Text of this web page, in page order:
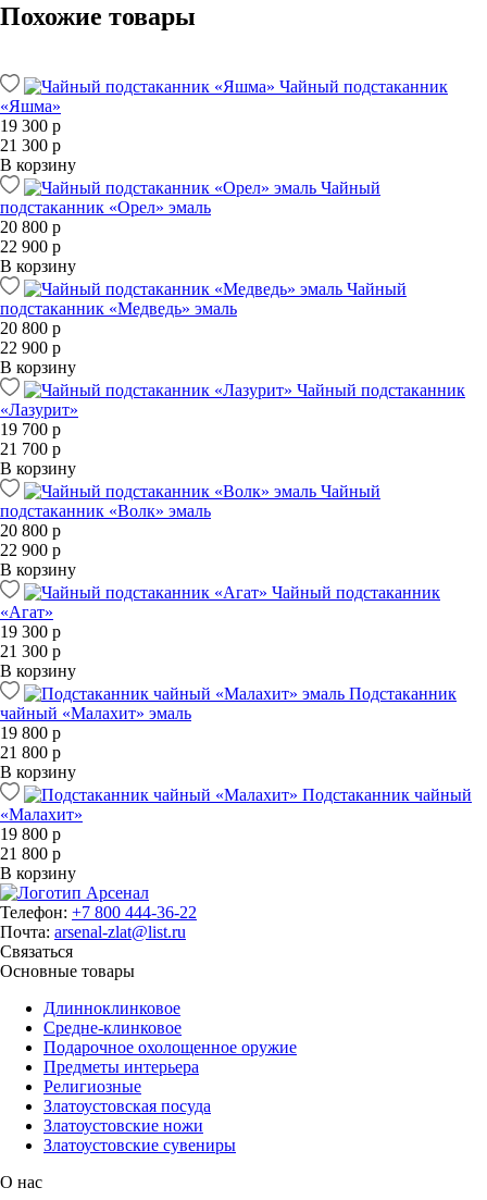
Похожие товары
Чайный подстаканник
«Яшма»
19 300 р
21 300 р
В корзину
Чайный
подстаканник «Орел» эмаль
20 800 р
22 900 р
В корзину
Чайный
подстаканник «Медведь» эмаль
20 800 р
22 900 р
В корзину
Чайный подстаканник
«Лазурит»
19 700 р
21 700 р
В корзину
Чайный
подстаканник «Волк» эмаль
20 800 р
22 900 р
В корзину
Чайный подстаканник
«Агат»
19 300 р
21 300 р
В корзину
Подстаканник
чайный «Малахит» эмаль
19 800 р
21 800 р
В корзину
Подстаканник чайный
«Малахит»
19 800 р
21 800 р
В корзину
Телефон: +7 800 444-36-22
Почта: arsenal-zlat@list.ru
Связаться
Основные товары
Длинноклинковое
Средне-клинковое
Подарочное охолощенное оружие
Предметы интерьера
Религиозные
Златоустовская посуда
Златоустовские ножи
Златоустовские сувениры
О нас